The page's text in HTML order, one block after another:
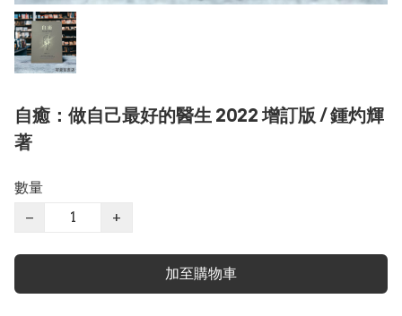
自癒：做自己最好的醫生 2022 增訂版 / 鍾灼輝
著
數量
−
+
加至購物車